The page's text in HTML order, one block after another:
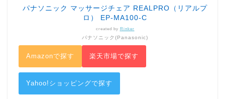
パナソニック マッサージチェア REALPRO（リアルプ
ロ） EP-MA100-C
created by Rinker
パナソニック(Panasonic)
Amazonで探す 楽天市場で探す
Yahoo!ショッピングで探す